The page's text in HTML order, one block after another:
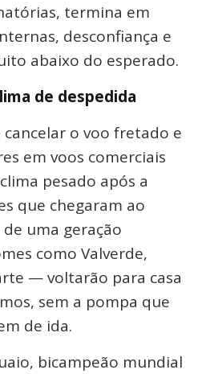
termina em
desconfiança e
abaixo do esperado.
de despedida
cancelar o voo fretado e
em voos comerciais
pesado após a
que chegaram ao
uma geração
como Valverde,
— voltarão para casa
sem a pompa que
de ida.
bicampeão mundial